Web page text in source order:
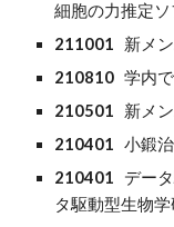
細胞の力推定ソ
211001 新メ
210810 学内
210501 新メ
210401 小鍛
210401
デー
タ駆動型生物